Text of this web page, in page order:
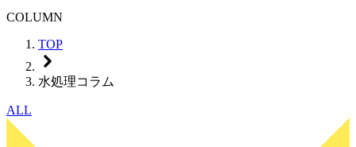
COLUMN
TOP
水処理コラム
ALL